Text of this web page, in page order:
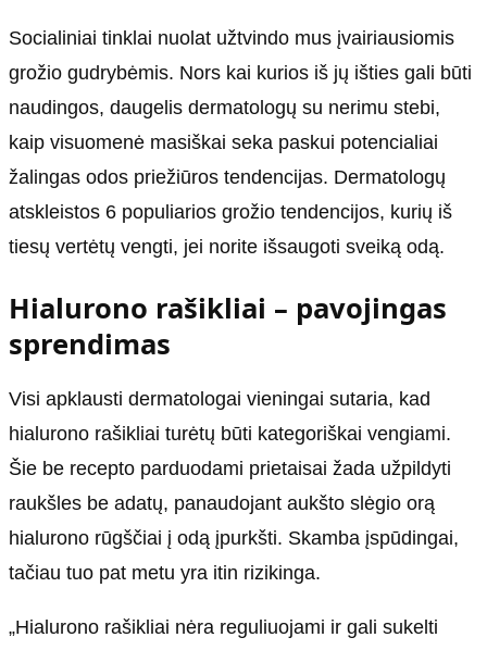
Socialiniai tinklai nuolat užtvindo mus įvairiausiomis
grožio gudrybėmis. Nors kai kurios iš jų išties gali būti
naudingos, daugelis dermatologų su nerimu stebi,
kaip visuomenė masiškai seka paskui potencialiai
žalingas odos priežiūros tendencijas. Dermatologų
atskleistos 6 populiarios grožio tendencijos, kurių iš
tiesų vertėtų vengti, jei norite išsaugoti sveiką odą.
Hialurono rašikliai – pavojingas
sprendimas
Visi apklausti dermatologai vieningai sutaria, kad
hialurono rašikliai turėtų būti kategoriškai vengiami.
Šie be recepto parduodami prietaisai žada užpildyti
raukšles be adatų, panaudojant aukšto slėgio orą
hialurono rūgščiai į odą įpurkšti. Skamba įspūdingai,
tačiau tuo pat metu yra itin rizikinga.
„Hialurono rašikliai nėra reguliuojami ir gali sukelti